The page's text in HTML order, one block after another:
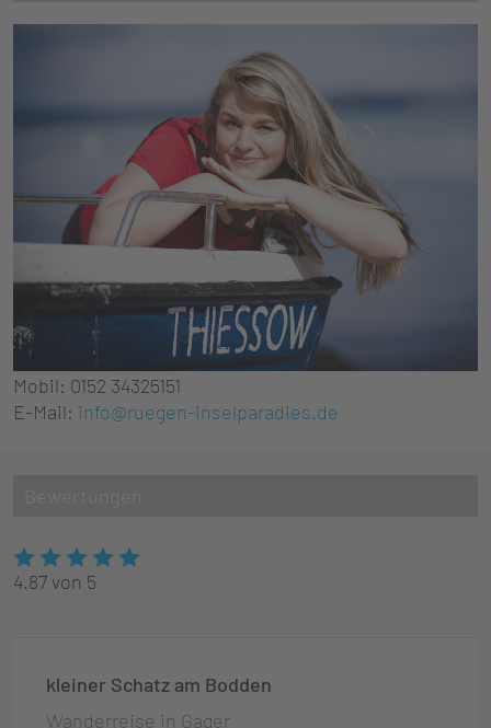
Mobil: 0152 34325151
E-Mail: info@ruegen-inselparadies.de
4.87 von 5
kleiner Schatz am Bodden
Wanderreise in Gager